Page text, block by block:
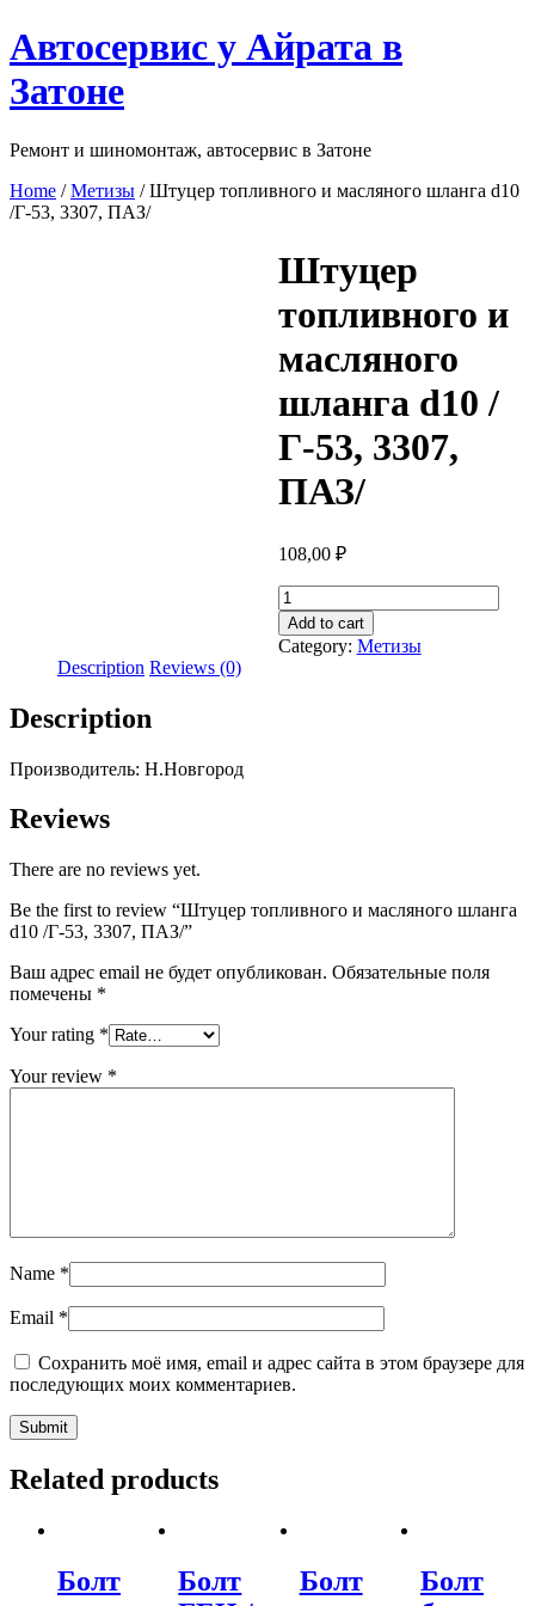
Перейти
к
содержимому
Автосервис у Айрата в
Затоне
Ремонт и шиномонтаж, автосервис в Затоне
Home /Метизы / Штуцер топливного и масляного шланга d10
/Г-53, 3307, ПАЗ/
Штуцер
топливного и
масляного
шланга d10 /
Г-53, 3307,
ПАЗ/
108,00 ₽
Штуцер
топливного
и
масляного
Add to cart
Category: Метизы
Description Reviews (0)
Description
Производитель: Н.Новгород
Reviews
There are no reviews yet.
Be the first to review “Штуцер топливного и масляного шланга
d10 /Г-53, 3307, ПАЗ/”
Ваш адрес email не будет опубликован. Обязательные поля
помечены *
Your rating *
Your review *
Name *
Email *
Сохранить моё имя, email и адрес сайта в этом браузере для
последующих моих комментариев.
Related products
Болт
Болт
Болт
Болт